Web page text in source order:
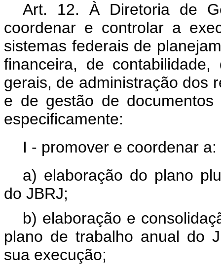
Art. 12. À Diretoria de
coordenar e controlar a
sistemas federais de
financeira, de
gerais, de administração dos
e de gestão de
especificamente:
I - promover e coordenar a:
a) elaboração do plano
do JBRJ;
b) elaboração e
plano de trabalho anual do
sua execução;